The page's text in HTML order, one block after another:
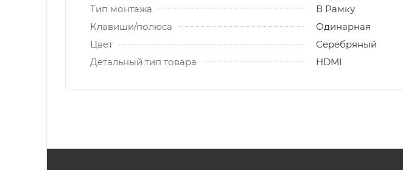
Тип монтажа
В Рамку
Клавиши/полюса
Одинарная
Цвет
Серебряный
Детальный тип товара
HDMI